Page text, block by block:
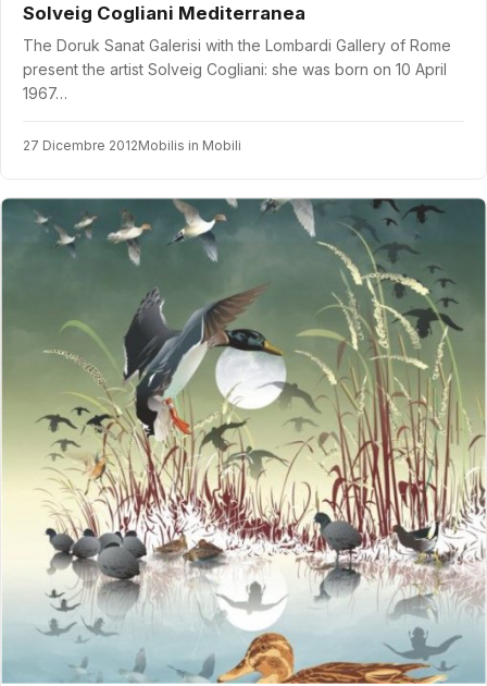
Solveig Cogliani Mediterranea
The Doruk Sanat Galerisi with the Lombardi Gallery of Rome
present the artist Solveig Cogliani: she was born on 10 April
1967…
27 Dicembre 2012Mobilis in Mobili